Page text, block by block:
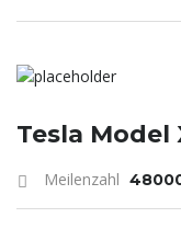
Tesla Model
Meilenzahl